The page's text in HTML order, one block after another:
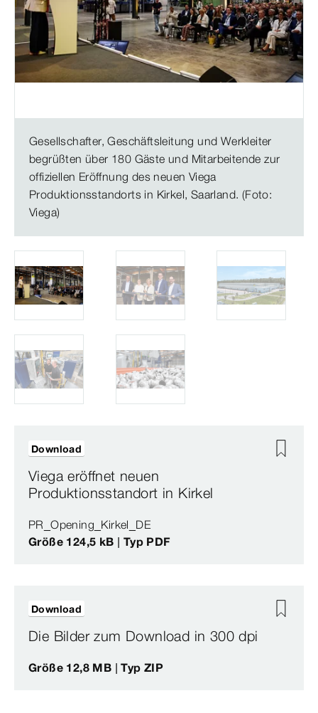
Gesellschafter, Geschäftsleitung und Werkleiter
begrüßten über 180 Gäste und Mitarbeitende zur
offiziellen Eröffnung des neuen Viega
Produktionsstandorts in Kirkel, Saarland. (Foto:
Viega)
Viega eröffnet neuen
Produktionsstandort in Kirkel
PR_Opening_Kirkel_DE
Größe 124,5 kB | Typ PDF
Download
Die Bilder zum Download in 300 dpi
Größe 12,8 MB | Typ ZIP
Download